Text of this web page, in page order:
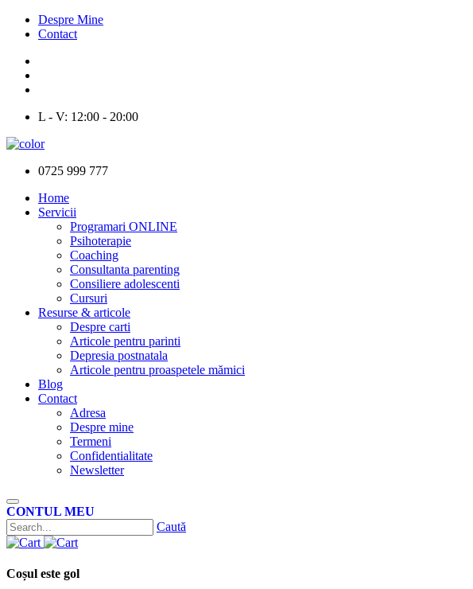
Despre Mine
Contact
L - V: 12:00 - 20:00
0725 999 777
Home
Servicii
Programari ONLINE
Psihoterapie
Coaching
Consultanta parenting
Consiliere adolescenti
Cursuri
Resurse & articole
Despre carti
Articole pentru parinti
Depresia postnatala
Articole pentru proaspetele mămici
Blog
Contact
Adresa
Despre mine
Termeni
Confidentialitate
Newsletter
CONTUL MEU
Caută
Coșul este gol